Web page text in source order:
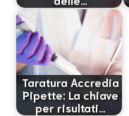
Taratura Accredia
Pipette: La chiave
per risultati…